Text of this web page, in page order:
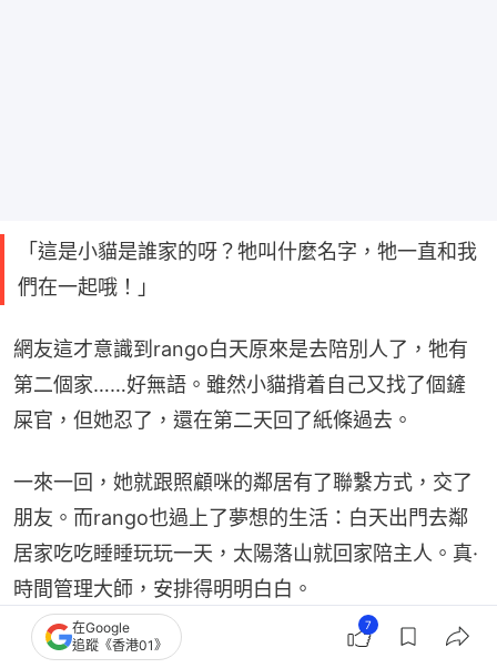
「這是小貓是誰家的呀？牠叫什麼名字，牠一直和我
們在一起哦！」
網友這才意識到rango白天原來是去陪別人了，牠有
第二個家……好無語。雖然小貓揹着自己又找了個鏟
屎官，但她忍了，還在第二天回了紙條過去。
一來一回，她就跟照顧咪的鄰居有了聯繫方式，交了
朋友。而rango也過上了夢想的生活：白天出門去鄰
居家吃吃睡睡玩玩一天，太陽落山就回家陪主人。真·
時間管理大師，安排得明明白白。
延伸閲讀：用膠袋幫貓做披風　本以為是萌系穿搭
在Google
追蹤《香港01》
7